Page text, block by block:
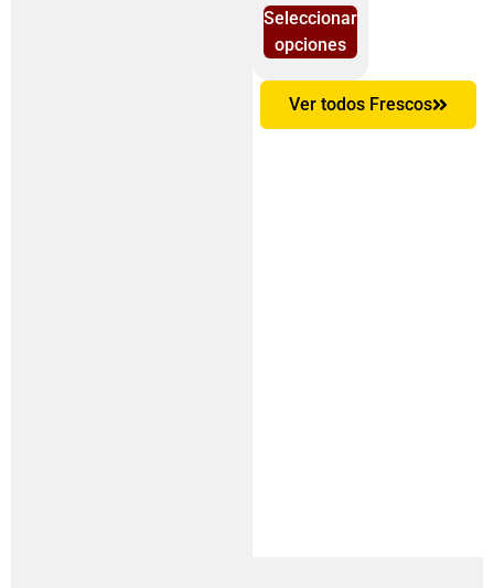
Seleccionar
opciones
Ver todos Frescos